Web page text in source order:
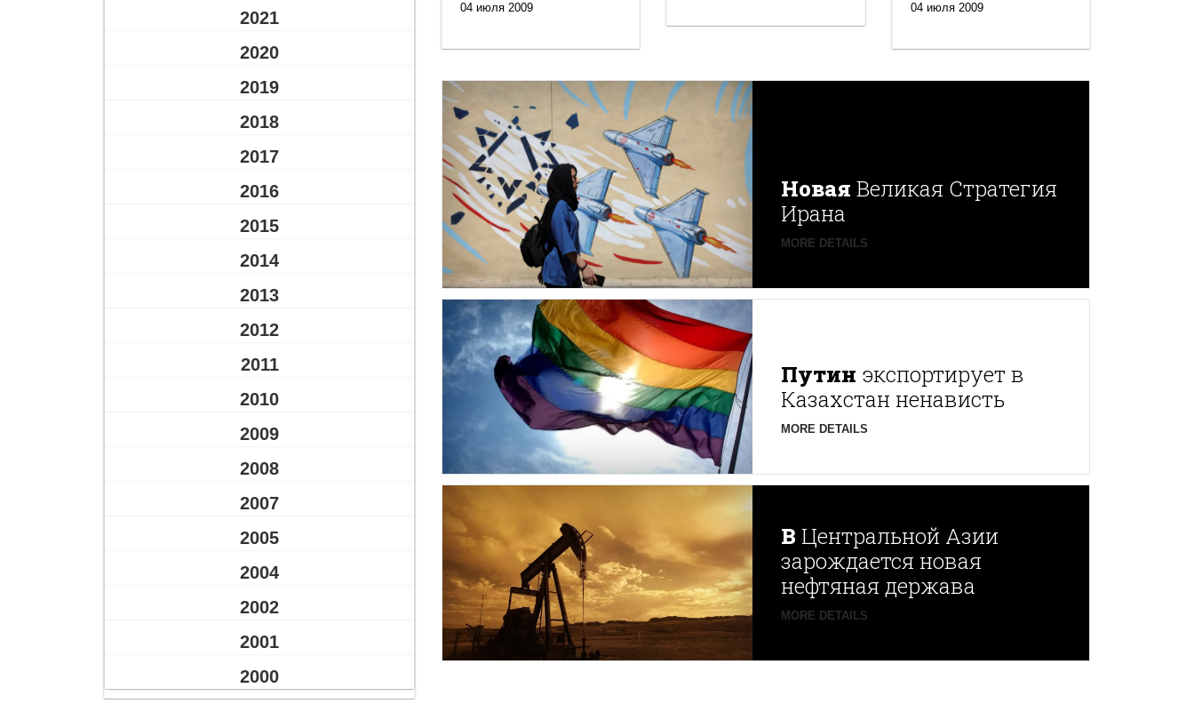
2021
2020
2019
2018
2017
2016
2015
2014
2013
2012
2011
2010
2009
2008
2007
2005
2004
2002
2001
2000
04 июля 2009 04 июля 2009
Новая Великая Стратегия
Ирана
MORE DETAILS
Путин экспортирует в
Казахстан ненависть
MORE DETAILS
В Центральной Азии
зарождается новая
нефтяная держава
MORE DETAILS